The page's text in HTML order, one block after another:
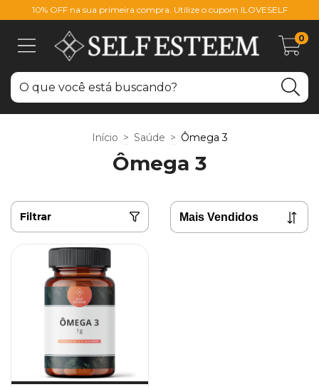
10% OFF na sua primeira compra. Utilize o cupom ILOVESELF
0
Início > Saúde > Ômega 3
Ômega 3
Filtrar